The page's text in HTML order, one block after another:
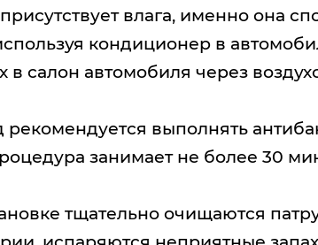
влага, именно она
кондиционер в
в салон автомобиля через
рекомендуется выполнять
занимает не более 30
тщательно очищаются